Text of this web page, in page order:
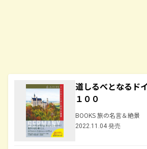
道しるべとなるド
１００
BOOKS 旅の名言＆絶景
2022.11.04 発売